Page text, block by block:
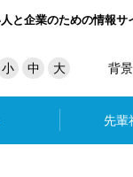
と企業のための情報
小 中 大 背
先輩